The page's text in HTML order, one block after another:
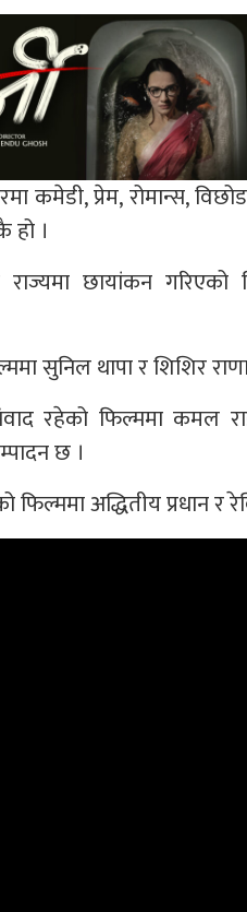
कमेडी, प्रेम, रोमान्स,
हो ।
छायांकन गरिएको
सुनिल थापा र शिशिर
रहेको फिल्ममा कमल
छ ।
फिल्ममा अद्धितीय प्रधान र